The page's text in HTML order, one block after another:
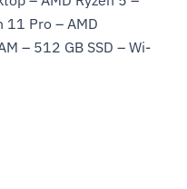
11 Pro – AMD
– 512 GB SSD – Wi-